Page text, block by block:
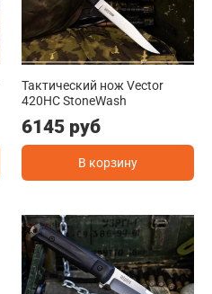
Тактический нож Vector
420HC StoneWash
6145 руб
В корзину